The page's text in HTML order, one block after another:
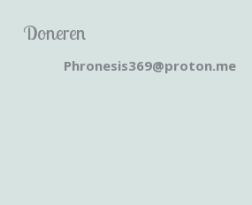
Doneren
Phronesis369@proton.me